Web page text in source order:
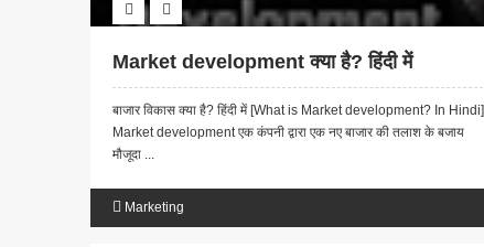
Market development क्या है? हिंदी में
बाजार विकास क्या है? हिंदी में [What is Market development? In Hindi]
Market development एक कंपनी द्वारा एक नए बाजार की तलाश के बजाय
मौजूदा ...
Marketing